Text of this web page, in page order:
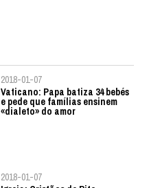
2018-01-07
Vaticano: Papa batiza 34 bebés
e pede que famílias ensinem
«dialeto» do amor
2018-01-07